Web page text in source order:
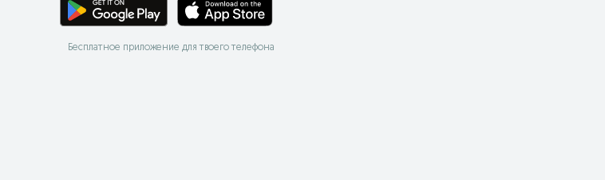
Бесплатное приложение для твоего телефона